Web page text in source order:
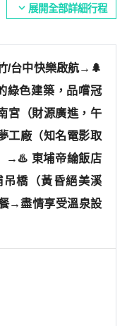
expand_more 展開全部詳細行程
/台中快樂啟航→🌲
綠色建築，品嚐冠
宮（財源廣進，午
工廠（知名電影取
→♨️ 東埔帝綸飯店
橋（黃昏絕美溪
→盡情享受溫泉設